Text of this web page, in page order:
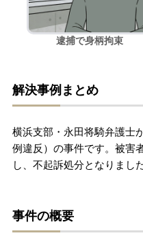
刑事事件を示談で
弁護士紹介
弁護士費用
解決実績
逮捕で身柄拘束
解決事例まとめ
横浜支部・永田将騎弁護士
例違反）の事件です。被害
し、不起訴処分となりました
事件の概要